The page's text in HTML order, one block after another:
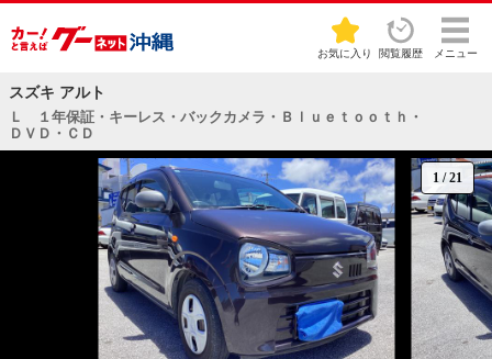
お気に入り 閲覧履歴 メニュー
スズキ アルト
Ｌ １年保証・キーレス・バックカメラ・Ｂｌｕｅｔｏｏｔｈ・
ＤＶＤ・ＣＤ
1 /21